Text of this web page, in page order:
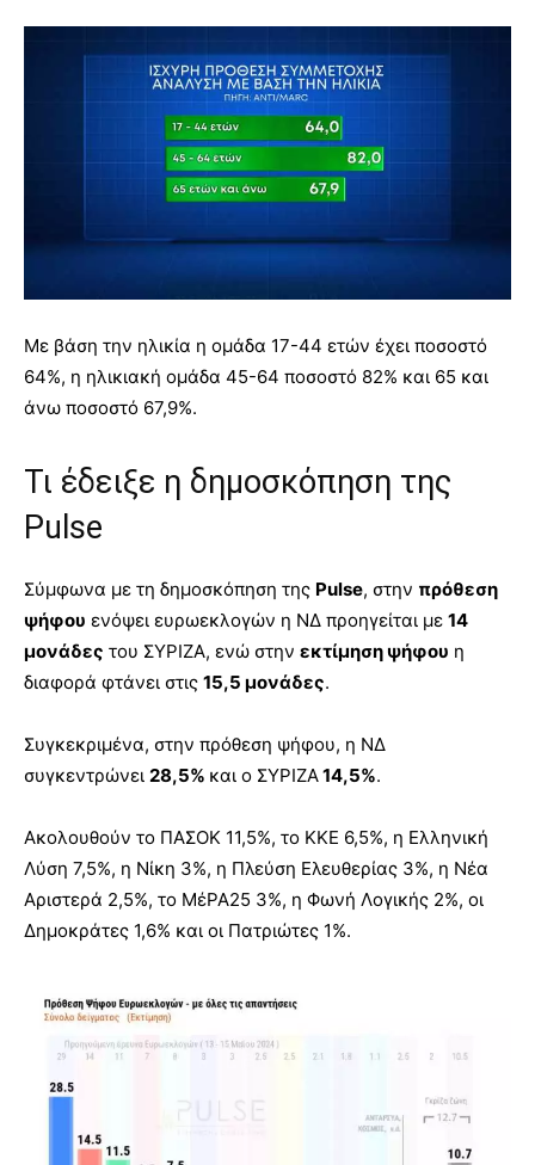
Με βάση την ηλικία η ομάδα 17-44 ετών έχει ποσοστό
64%, η ηλικιακή ομάδα 45-64 ποσοστό 82% και 65 και
άνω ποσοστό 67,9%.
Τι έδειξε η δημοσκόπηση της
Pulse
Σύμφωνα με τη δημοσκόπηση της Pulse, στην πρόθεση
ψήφου ενόψει ευρωεκλογών η ΝΔ προηγείται με 14
μονάδες του ΣΥΡΙΖΑ, ενώ στην εκτίμηση ψήφου η
διαφορά φτάνει στις 15,5 μονάδες.
Συγκεκριμένα, στην πρόθεση ψήφου, η ΝΔ
συγκεντρώνει 28,5% και ο ΣΥΡΙΖΑ14,5%.
Ακολουθούν το ΠΑΣΟΚ 11,5%, το ΚΚΕ 6,5%, η Ελληνική
Λύση 7,5%, η Νίκη 3%, η Πλεύση Ελευθερίας 3%, η Νέα
Αριστερά 2,5%, το ΜέΡΑ25 3%, η Φωνή Λογικής 2%, οι
Δημοκράτες 1,6% και οι Πατριώτες 1%.